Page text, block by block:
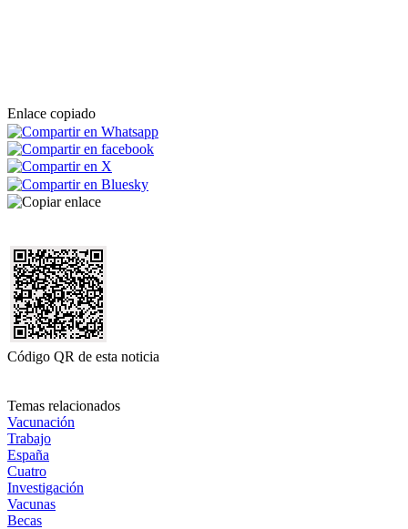
Enlace copiado
Código QR de esta noticia
Temas relacionados
Vacunación
Trabajo
España
Cuatro
Investigación
Vacunas
Becas